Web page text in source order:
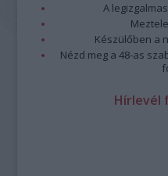
A
Készülőben a
Nézd meg a 48-as
Hírlevél